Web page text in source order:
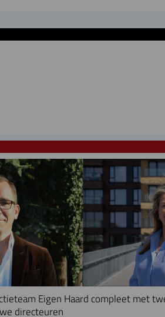
Eigen Haard compleet met
directeuren